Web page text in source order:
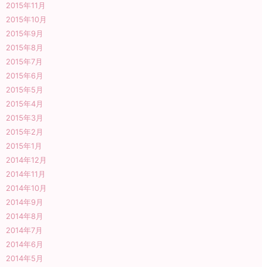
2015年11月
2015年10月
2015年9月
2015年8月
2015年7月
2015年6月
2015年5月
2015年4月
2015年3月
2015年2月
2015年1月
2014年12月
2014年11月
2014年10月
2014年9月
2014年8月
2014年7月
2014年6月
2014年5月